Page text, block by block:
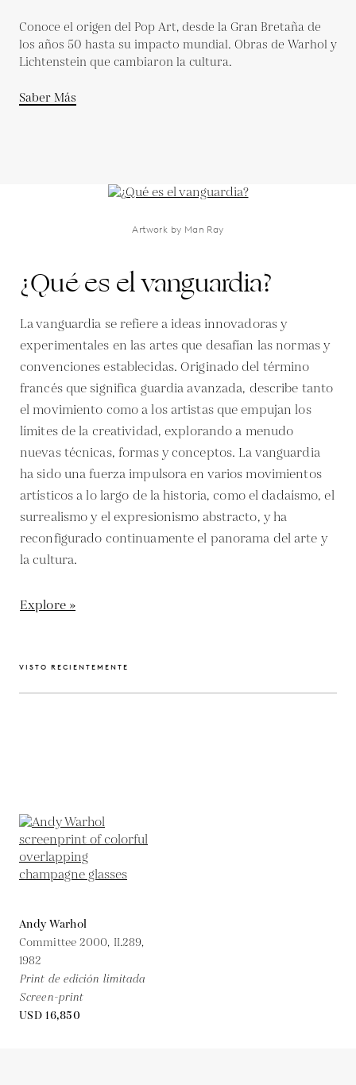
Conoce el origen del Pop Art, desde la Gran Bretaña de
los años 50 hasta su impacto mundial. Obras de Warhol y
Lichtenstein que cambiaron la cultura.
Saber Más
Artwork by Man Ray
¿Qué es el vanguardia?
La vanguardia se refiere a ideas innovadoras y
experimentales en las artes que desafían las normas y
convenciones establecidas. Originado del término
francés que significa guardia avanzada, describe tanto
el movimiento como a los artistas que empujan los
límites de la creatividad, explorando a menudo
nuevas técnicas, formas y conceptos. La vanguardia
ha sido una fuerza impulsora en varios movimientos
artísticos a lo largo de la historia, como el dadaísmo, el
surrealismo y el expresionismo abstracto, y ha
reconfigurado continuamente el panorama del arte y
la cultura.
Explore »
VISTO RECIENTEMENTE
Andy Warhol
Committee 2000, II.289,
1982
Print de edición limitada
Screen-print
USD 16,850